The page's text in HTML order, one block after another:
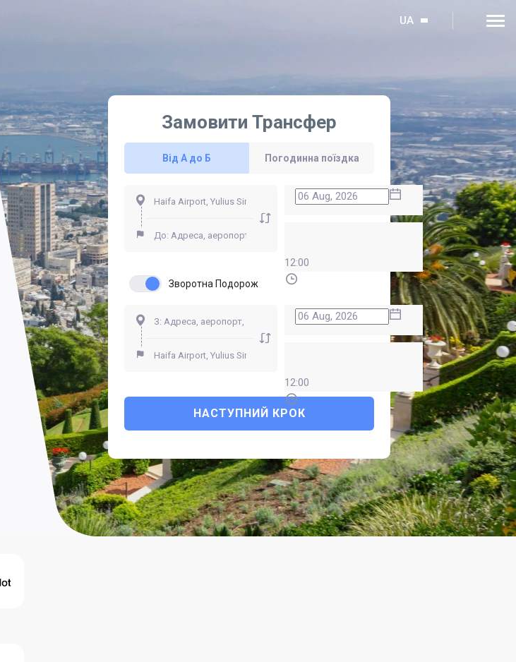
UA
Замовити Трансфер
Від А до Б Погодинна поїздка
12:00
Зворотна Подорож
12:00
НАСТУПНИЙ КРОК